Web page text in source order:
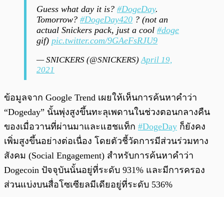
Guess what day it is? #DogeDay.
Tomorrow? #DogeDay420 ? (not an
actual Snickers pack, just a cool #doge
gif) pic.twitter.com/9GAeFsRJU9
— SNICKERS (@SNICKERS)April 19,
2021
ข้อมูลจาก Google Trend เผยให้เห็นการค้นหาคำว่า
“Dogeday” นั้นพุ่งสูงขึ้นทะลุเพดานในช่วงตอนกลางคืน
ของเมื่อวานที่ผ่านมาและแฮชแท็ก #DogeDay ก็ยังคง
เพิ่มสูงขึ้นอย่างต่อเนื่อง โดยตัวชี้วัดการมีส่วนร่วมทาง
สังคม (Social Engagement) สำหรับการค้นหาคำว่า
Dogecoin ปัจจุบันนั้นอยู่ที่ระดับ 931% และมีการครอง
ส่วนแบ่งบนสื่อโซเซียลมีเดียอยู่ที่ระดับ 536%